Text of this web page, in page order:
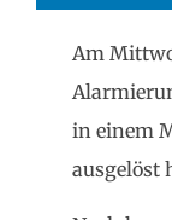
Am
in einem
ausgelöst